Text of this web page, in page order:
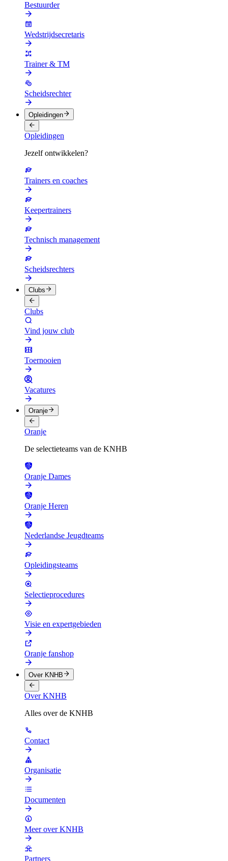
Bestuurder
Wedstrijdsecretaris
Trainer & TM
Scheidsrechter
Opleidingen
Opleidingen
Jezelf ontwikkelen?
Trainers en coaches
Keepertrainers
Technisch management
Scheidsrechters
Clubs
Clubs
Vind jouw club
Toernooien
Vacatures
Oranje
Oranje
De selectieteams van de KNHB
Oranje Dames
Oranje Heren
Nederlandse Jeugdteams
Opleidingsteams
Selectieprocedures
Visie en expertgebieden
Oranje fanshop
Over KNHB
Over KNHB
Alles over de KNHB
Contact
Organisatie
Documenten
Meer over KNHB
Partners